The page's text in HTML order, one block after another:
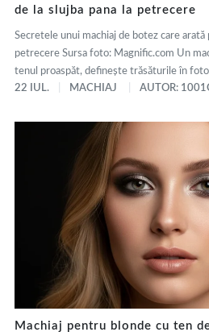
de la slujba pana la petrecere
Secretele unui machiaj de botez care arată
petrecere Sursa foto: Magnific.com Un
tenul proaspăt, definește trăsăturile în
22 IUL.
MACHIAJ AUTOR:
Machiaj pentru blonde cu ten